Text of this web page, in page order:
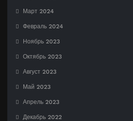
Март 2024
Февраль 2024
Ноябрь 2023
Октябрь 2023
Август 2023
Май 2023
Апрель 2023
Декабрь 2022